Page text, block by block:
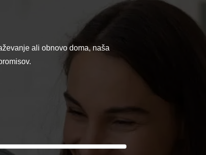
ali obnovo doma, naša